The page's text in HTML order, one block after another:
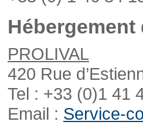
PROLIVAL
420 Rue
Tel : +33 (0)1 41
Email : Service-